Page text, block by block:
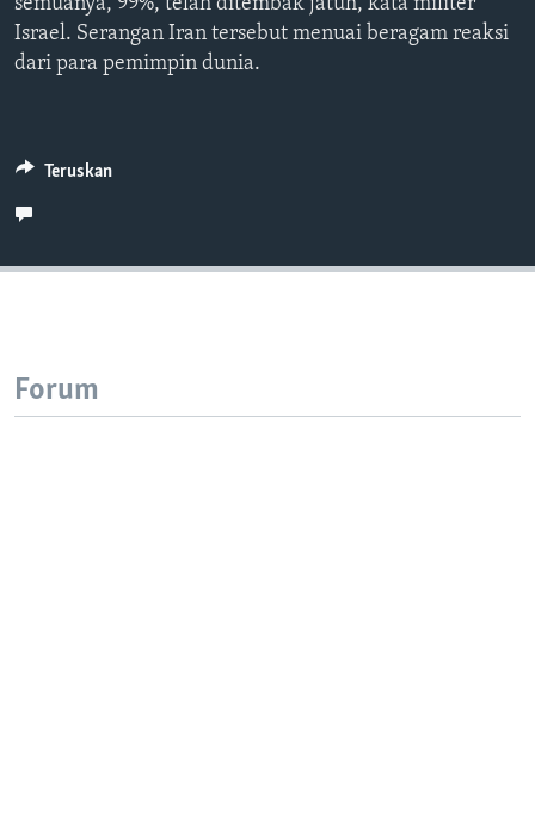
Israel. Serangan Iran tersebut menuai beragam reaksi
dari para pemimpin dunia.
Teruskan
Forum